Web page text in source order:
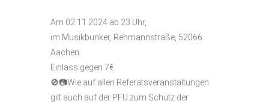
Am 02.11.2024 ab 23 Uhr,
im Musikbunker, Rehmannstraße, 52066
Aachen.
Einlass gegen 7€
🚫📷Wie auf allen Referatsveranstaltungen
gilt auch auf der PFU zum Schutz der